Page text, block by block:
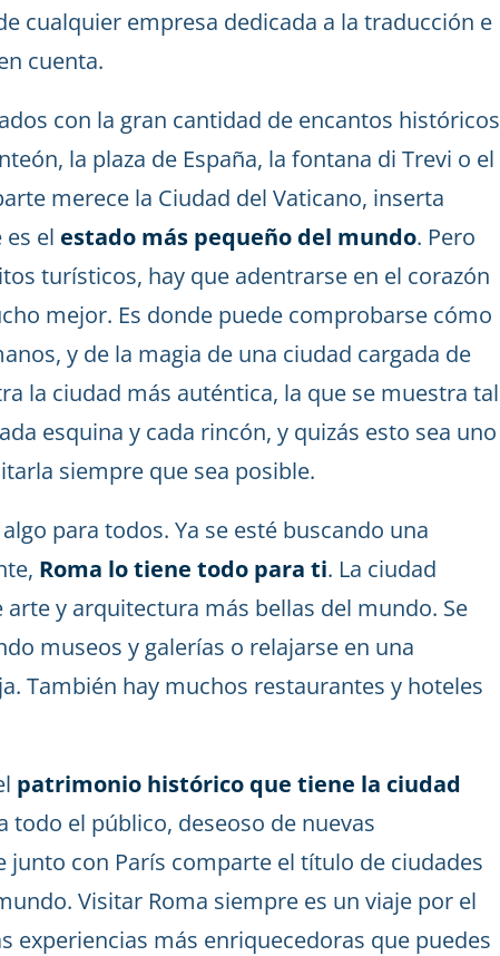
cualquier empresa dedicada a la traducción e
cuenta.
con la gran cantidad de encantos históricos
la plaza de España, la fontana di Trevi o el
merece la Ciudad del Vaticano, inserta
el estado más pequeño del mundo. Pero
turísticos, hay que adentrarse en el corazón
mejor. Es donde puede comprobarse cómo
y de la magia de una ciudad cargada de
la ciudad más auténtica, la que se muestra tal
esquina y cada rincón, y quizás esto sea uno
siempre que sea posible.
para todos. Ya se esté buscando una
Roma lo tiene todo para ti. La ciudad
y arquitectura más bellas del mundo. Se
museos y galerías o relajarse en una
También hay muchos restaurantes y hoteles
patrimonio histórico que tiene la ciudad
todo el público, deseoso de nuevas
junto con París comparte el título de ciudades
Visitar Roma siempre es un viaje por el
experiencias más enriquecedoras que puedes